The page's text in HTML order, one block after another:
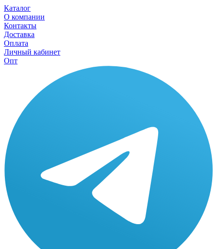
Каталог
О компании
Контакты
Доставка
Оплата
Личный кабинет
Опт